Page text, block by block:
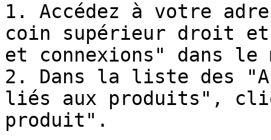
1. Accédez à votre
coin supérieur droit
et connexions" dans le
2. Dans la liste des
liés aux produits",
produit".